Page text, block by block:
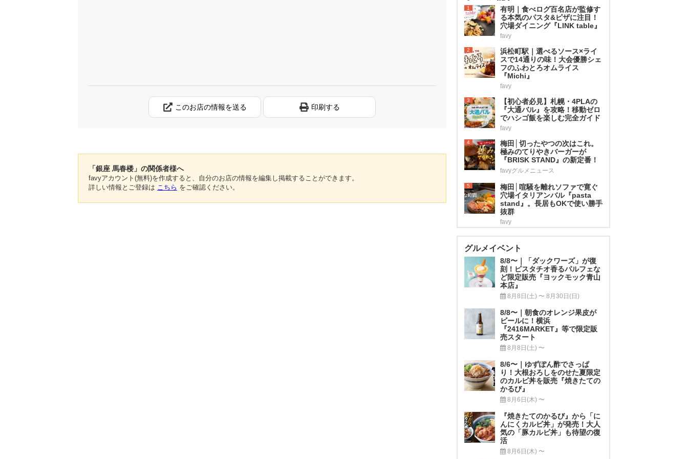
このお店の情報を送る 印刷する
「銀座 馬春楼」の関係者様へ
favyアカウント(無料)を作成すると、自分のお店の情報を編集し掲載することができます。
詳しい情報とご登録は こちら をご確認ください。
1
有明｜食べログ百名店が監修す
る本気のパスタ&ピザに注目！
穴場ダイニング『LINK table』
favy
2
浜松町駅｜選べるソース×ライ
スで14通りの味！大会優勝シェ
フのふわとろオムライス
『Michi』
favy
3
【初心者必見】札幌・4PLAの
『大通バル』を攻略！移動ゼロ
でハシゴ飯を楽しむ完全ガイド
favy
4
梅田│切ったやつの次はこれ。
極みのてりやきバーガーが
『BRISK STAND』の新定番！
favyグルメニュース
5
梅田│喧騒を離れソファで寛ぐ
穴場イタリアンバル『pasta
stand』。長居もOKで使い勝手
抜群
favy
グルメイベント
8/8〜｜「ダックワーズ」が復
刻！ピスタチオ香るパルフェな
ど限定販売『ヨックモック青山
本店』
8月8日(土) 〜 8月30日(日)
8/8〜｜朝食のオレンジ果皮が
ビールに！横浜
『2416MARKET』等で限定販
売スタート
8月8日(土) 〜
8/6〜｜ゆずぽん酢でさっぱ
り！大根おろしをのせた夏限定
のカルビ丼を販売『焼きたての
かるび』
8月6日(木) 〜
『焼きたてのかるび』から「に
んにくカルビ丼」が発売！大人
気の「豚カルビ丼」も待望の復
活
8月6日(木) 〜